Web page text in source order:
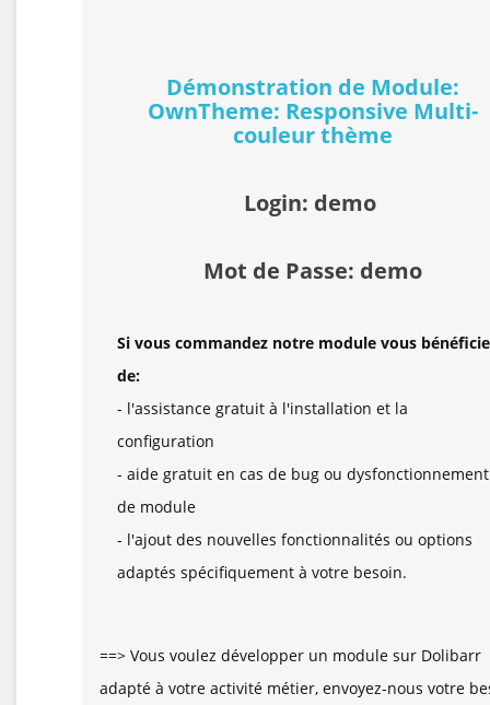
Démonstration de Module:
OwnTheme: Responsive Multi-
couleur thème
Login: demo
Mot de Passe: demo
Si vous commandez notre module vous
de:
- l'assistance gratuit à l'installation et la
configuration
- aide gratuit en cas de bug ou dysfonctionnement
de module
- l'ajout des nouvelles fonctionnalités ou options
adaptés spécifiquement à votre besoin.
==> Vous voulez développer un module sur Dolibarr
adapté à votre activité métier, envoyez-nous votre